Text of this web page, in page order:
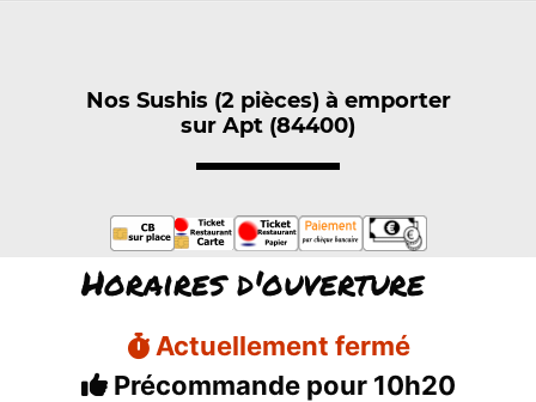
Nos Sushis (2 pièces) à emporter
sur Apt (84400)
Horaires d'ouverture
Actuellement fermé
Précommande pour 10h20